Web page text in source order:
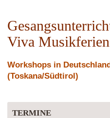
Viva Musikferien
Workshops in
(Toskana/Südtirol)
TERMINE